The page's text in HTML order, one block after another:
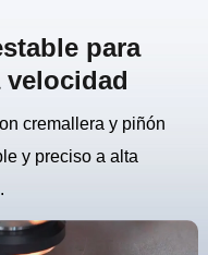
para
velocidad
cremallera y piñón
y preciso a alta